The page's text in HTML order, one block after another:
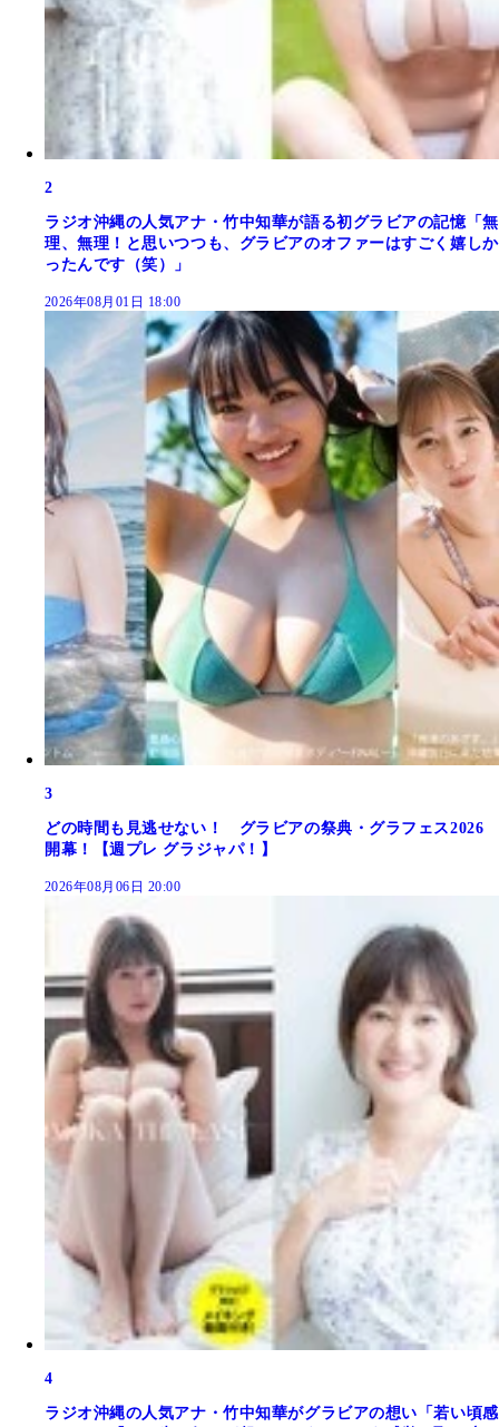
2
ラジオ沖縄の人気アナ・竹中知華が語る初グラビアの記憶「無
理、無理！と思いつつも、グラビアのオファーはすごく嬉しか
ったんです（笑）」
2026年08月01日 18:00
3
どの時間も見逃せない！ グラビアの祭典・グラフェス2026
開幕！【週プレ グラジャパ！】
2026年08月06日 20:00
4
ラジオ沖縄の人気アナ・竹中知華がグラビアの想い「若い頃感